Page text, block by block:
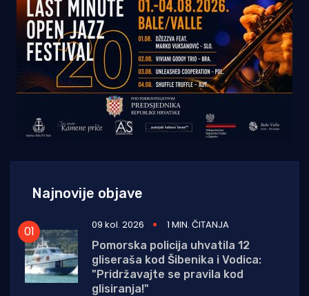
Najnovije objave
09 kol. 2026
1 MIN. ČITANJA
Pomorska policija uhvatila 12
gliseraša kod Šibenika i Vodica:
"Pridržavajte se pravila kod
glisiranja!"